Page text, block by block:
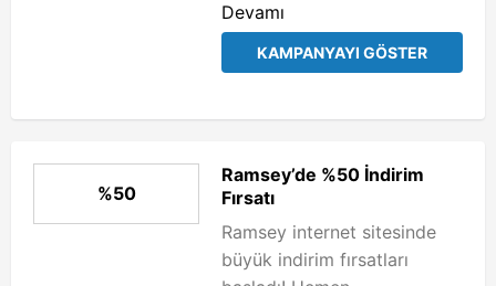
Devamı
KAMPANYAYI GÖSTER
%50
Ramsey’de %50 İndirim
Fırsatı
Ramsey internet sitesinde
büyük indirim fırsatları